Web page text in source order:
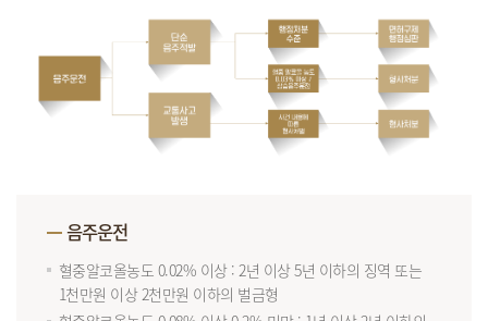
음주운전
혈중알코올농도 0.02% 이상 : 2년 이상 5년 이하의 징역 또는
1천만원 이상 2천만원 이하의 벌금형